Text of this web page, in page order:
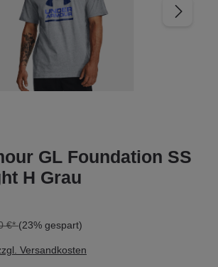
GL Foundation SS
H Grau
€*(23% gespart)
Versandkosten